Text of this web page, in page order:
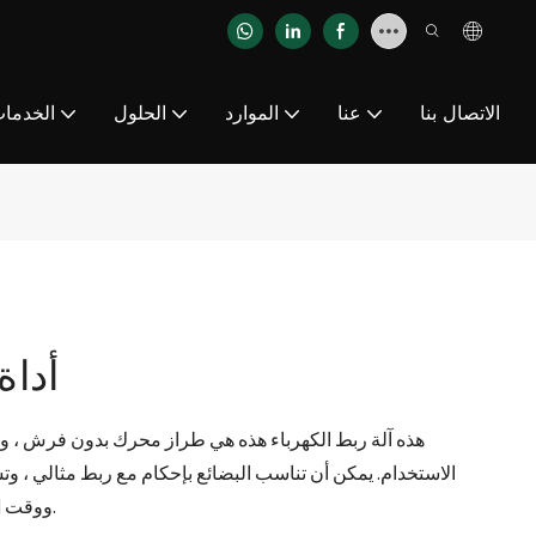
الحلول الموارد عنا الاتصال بنا
الاستخدام. يمكن أن تناسب البضائع بإحكام مع ربط مثالي ،
ووقت الربط ووقت التبريد قابل للتعديل ، وهو مرن للغاية.